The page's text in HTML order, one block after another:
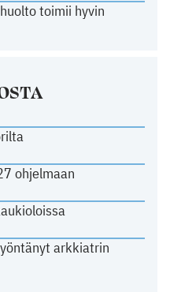
toimii hyvin
ohjelmaan
arkkiatrin